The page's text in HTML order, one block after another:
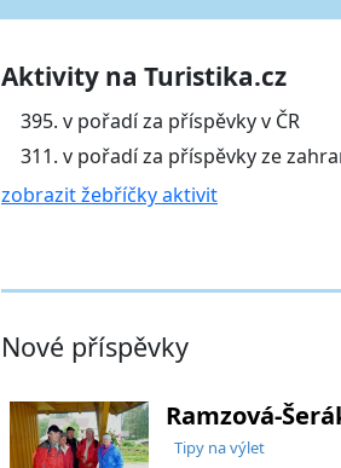
Aktivity na Turistika.cz
395. v pořadí za příspěvky v ČR
311. v pořadí za příspěvky ze
zobrazit žebříčky aktivit
Nové příspěvky
Ramzová-
Tipy na výlet